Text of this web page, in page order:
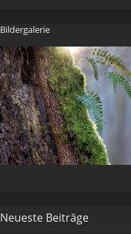
Bildergalerie
Neueste Beiträge